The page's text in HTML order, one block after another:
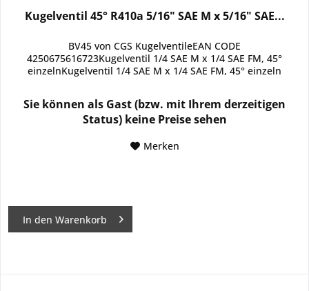
Kugelventil 45° R410a 5/16" SAE M x 5/16" SAE...
BV45 von CGS KugelventileEAN CODE
4250675616723Kugelventil 1/4 SAE M x 1/4 SAE FM, 45°
einzelnKugelventil 1/4 SAE M x 1/4 SAE FM, 45° einzeln
Sie können als Gast (bzw. mit Ihrem derzeitigen
Status) keine Preise sehen
Merken
In den Warenkorb